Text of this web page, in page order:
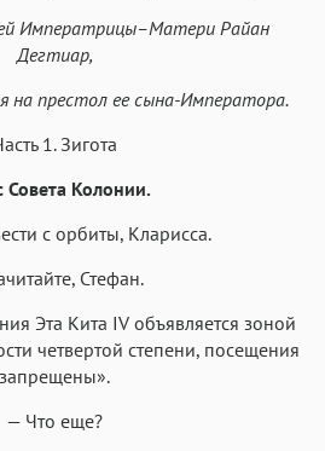
New
Аа Аа
Императрицы–Матери Райан
Дегтиар,
на престол ее сына-Императора.
1. Зигота
Колонии.
с орбиты, Кларисса.
Стефан.
Эта Кита IV объявляется зоной
четвертой степени, посещения
запрещены».
— Что еще?